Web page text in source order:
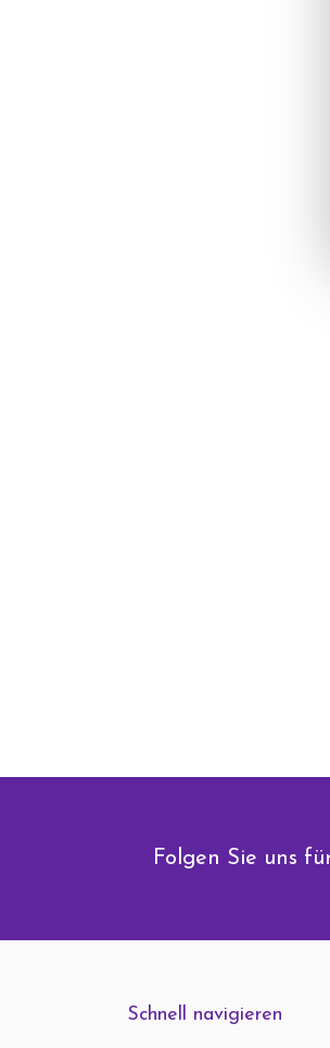
Folgen Sie uns
Schnell navigieren